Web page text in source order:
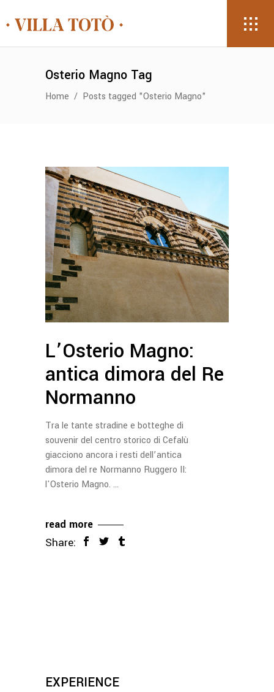
Osterio Magno Tag
Home / Posts tagged "Osterio Magno"
L’Osterio Magno:
antica dimora del Re
Normanno
Tra le tante stradine e botteghe di
souvenir del centro storico di Cefalù
giacciono ancora i resti dell’antica
dimora del re Normanno Ruggero II:
l'Osterio Magno.
read more
Share:
EXPERIENCE